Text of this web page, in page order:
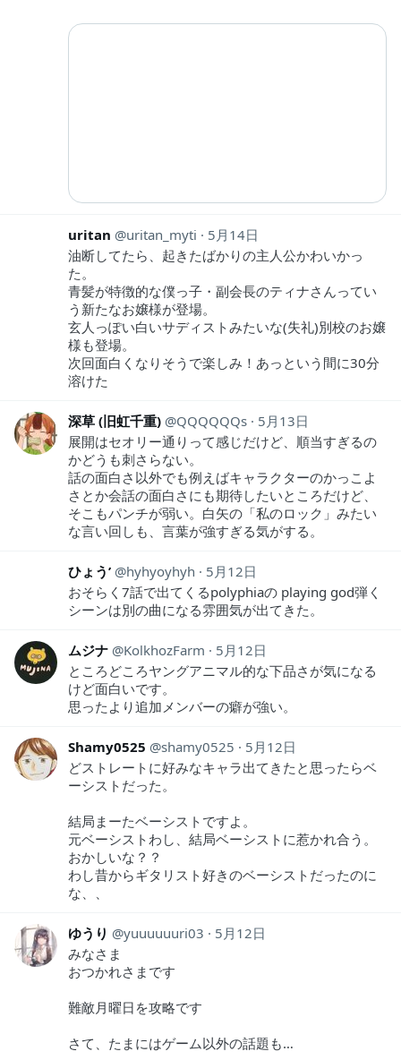
uritan uritan_myti
5月14日
油断してたら、起きたばかりの主人公かわいかっ
た。
青髪が特徴的な僕っ子・副会長のティナさんってい
う新たなお嬢様が登場。
玄人っぽい白いサディストみたいな(失礼)別校のお嬢
様も登場。
次回面白くなりそうで楽しみ！あっという間に30分
溶けた
深草 (旧虹千重) QQQQQQs
5月13日
展開はセオリー通りって感じだけど、順当すぎるの
かどうも刺さらない。
話の面白さ以外でも例えばキャラクターのかっこよ
さとか会話の面白さにも期待したいところだけど、
そこもパンチが弱い。白矢の「私のロック」みたい
な言い回しも、言葉が強すぎる気がする。
ひょう’ hyhyoyhyh
5月12日
おそらく7話で出てくるpolyphiaの playing god弾く
シーンは別の曲になる雰囲気が出てきた。
ムジナ KolkhozFarm
5月12日
ところどころヤングアニマル的な下品さが気になる
けど面白いです。
思ったより追加メンバーの癖が強い。
Shamy0525 shamy0525
5月12日
どストレートに好みなキャラ出てきたと思ったらベ
ーシストだった。
結局まーたベーシストですよ。
元ベーシストわし、結局ベーシストに惹かれ合う。
おかしいな？？
わし昔からギタリスト好きのベーシストだったのに
な、、
ゆうり yuuuuuuri03
5月12日
みなさま
おつかれさまです
難敵月曜日を攻略です
さて、たまにはゲーム以外の話題も…